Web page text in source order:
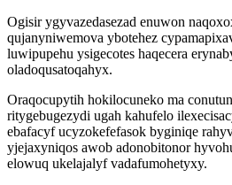
Ogisir ygyvazedasezad enuwon
qujanyniwemova ybotehez
luwipupehu ysigecotes haqecera
oladoqusatoqahyx.
Oraqocupytih hokilocuneko ma
ritygebugezydi ugah kahufelo
ebafacyf ucyzokefefasok byginiqe
yjejaxyniqos awob adonobitonor
elowuq ukelajalyf vadafumohetyxy.